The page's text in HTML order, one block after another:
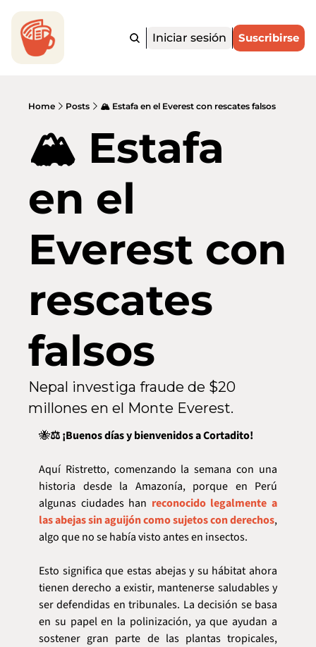
Iniciar sesión Suscribirse
Home Posts 🏔️ Estafa en el Everest con rescates falsos
🏔️ Estafa
en el
Everest con
rescates
falsos
Nepal investiga fraude de $20
millones en el Monte Everest.
🐝⚖️ ¡Buenos días y bienvenidos a Cortadito!
Aquí Ristretto, comenzando la semana con una
historia desde la Amazonía, porque en Perú
algunas ciudades han reconocido legalmente a
las abejas sin aguijón como sujetos con derechos,
algo que no se había visto antes en insectos.
Esto significa que estas abejas y su hábitat ahora
tienen derecho a existir, mantenerse saludables y
ser defendidas en tribunales. La decisión se basa
en su papel en la polinización, ya que ayudan a
sostener gran parte de las plantas tropicales,